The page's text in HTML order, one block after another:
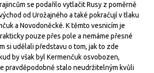
se podařilo vytlačit Rusy z poměrně
od Urožajného a také pokračují v tlaku
a Novodoněcké. K těmto vesnicím je
pouze přes pole a nemáme přesné
si udělali představu o tom, jak to zde
by však byl Kermenčuk osvobozen,
pravděpodobně stalo neudržitelným kvůli